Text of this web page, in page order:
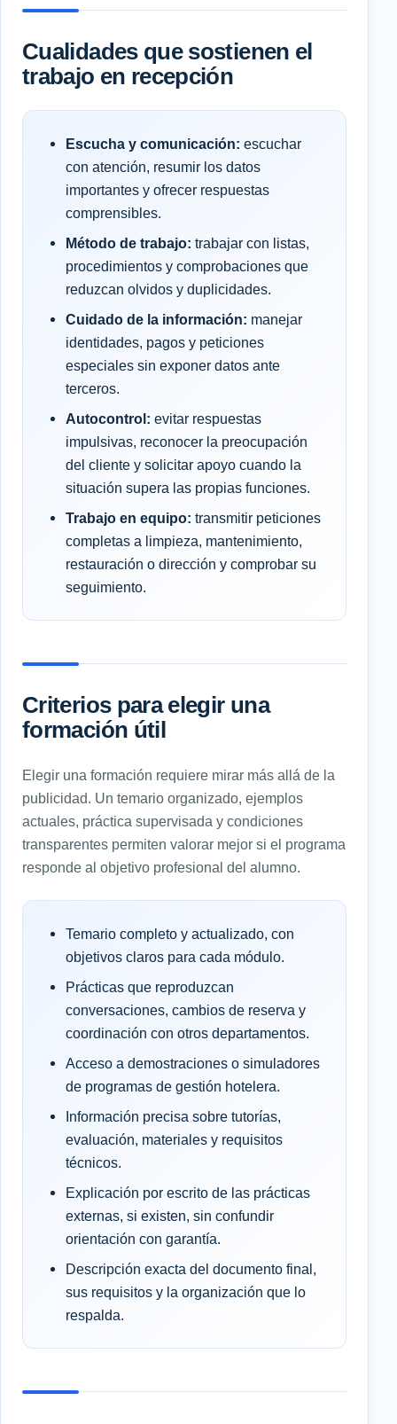
Cualidades que sostienen el
trabajo en recepción
Escucha y comunicación: escuchar
con atención, resumir los datos
importantes y ofrecer respuestas
comprensibles.
Método de trabajo: trabajar con listas,
procedimientos y comprobaciones que
reduzcan olvidos y duplicidades.
Cuidado de la información: manejar
identidades, pagos y peticiones
especiales sin exponer datos ante
terceros.
Autocontrol: evitar respuestas
impulsivas, reconocer la preocupación
del cliente y solicitar apoyo cuando la
situación supera las propias funciones.
Trabajo en equipo: transmitir peticiones
completas a limpieza, mantenimiento,
restauración o dirección y comprobar su
seguimiento.
Criterios para elegir una
formación útil
Elegir una formación requiere mirar más allá de la
publicidad. Un temario organizado, ejemplos
actuales, práctica supervisada y condiciones
transparentes permiten valorar mejor si el programa
responde al objetivo profesional del alumno.
Temario completo y actualizado, con
objetivos claros para cada módulo.
Prácticas que reproduzcan
conversaciones, cambios de reserva y
coordinación con otros departamentos.
Acceso a demostraciones o simuladores
de programas de gestión hotelera.
Información precisa sobre tutorías,
evaluación, materiales y requisitos
técnicos.
Explicación por escrito de las prácticas
externas, si existen, sin confundir
orientación con garantía.
Descripción exacta del documento final,
sus requisitos y la organización que lo
respalda.